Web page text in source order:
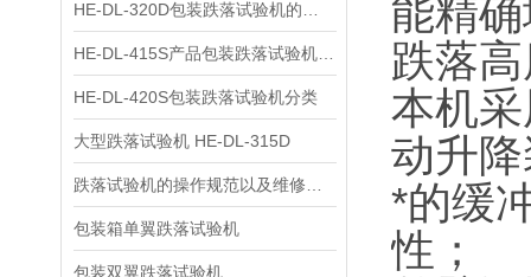
HE-DL-420S包装跌落试验机分类
大型跌落试验机 HE-DL-315D
包装箱单翼跌落试验机
包装双翼跌落试验机
能精
跌落
本机
动升
*的缓
性；